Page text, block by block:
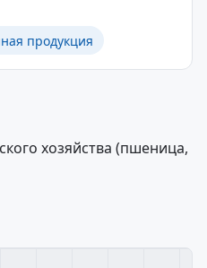
продукция
хозяйства (пшеница,